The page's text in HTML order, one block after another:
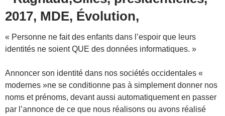
« Personne ne fait des enfants dans l’espoir que leurs
identités ne soient QUE des données informatiques. »
Annoncer son identité dans nos sociétés occidentales «
modernes »ne se conditionne pas à simplement donner nos
noms et prénoms, devant aussi automatiquement en passer
par l’annonce de ce que nous réalisons ou avons réalisé